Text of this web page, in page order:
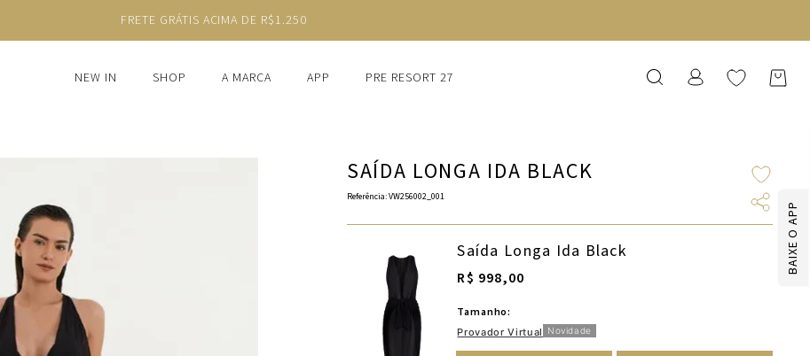
BAIXE O APP
FRETE GRÁTIS ACIMA DE R$1.250
NEW IN SHOP A MARCA APP PRE RESORT 27
SAÍDA LONGA IDA BLACK
Referência:VW256002_001
Saída Longa Ida Black
R$ 998,00
Tamanho:
Provador Virtual Novidade